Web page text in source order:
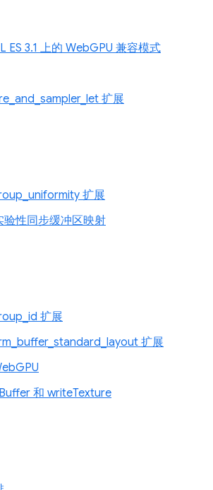
ES 3.1 上的 WebGPU 兼容模式
扩展
扩展
验性同步缓冲区映射
扩展
扩展
和 writeTexture